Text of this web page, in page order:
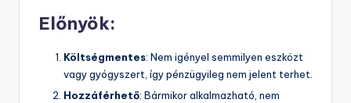
Előnyök:
Költségmentes: Nem igényel semmilyen eszközt
vagy gyógyszert, így pénzügyileg nem jelent terhet.
Hozzáférhető: Bármikor alkalmazható, nem